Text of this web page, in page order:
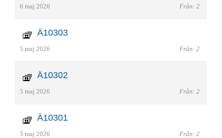
6 maj 2026 Från: 2
Ä10303
5 maj 2026 Från: 2
Ä10302
5 maj 2026 Från: 2
Ä10301
5 maj 2026 Från: 2